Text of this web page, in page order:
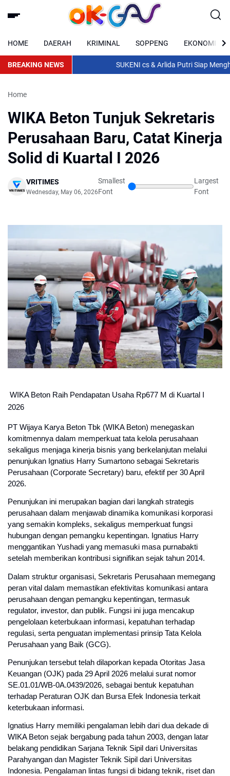
HOME DAERAH KRIMINAL SOPPENG EKONOMI
BREAKING NEWS SUKENI cs & Arlida Putri Siap
Home
WIKA Beton Tunjuk Sekretaris
Perusahaan Baru, Catat Kinerja
Solid di Kuartal I 2026
VRITIMES
Wednesday, May 06, 2026
Smallest
Font
Largest
Font
WIKA Beton Raih Pendapatan Usaha Rp677 M di Kuartal I
2026
PT Wijaya Karya Beton Tbk (WIKA Beton) menegaskan
komitmennya dalam memperkuat tata kelola perusahaan
sekaligus menjaga kinerja bisnis yang berkelanjutan melalui
penunjukan Ignatius Harry Sumartono sebagai Sekretaris
Perusahaan (Corporate Secretary) baru, efektif per 30 April
2026.
Penunjukan ini merupakan bagian dari langkah strategis
perusahaan dalam menjawab dinamika komunikasi korporasi
yang semakin kompleks, sekaligus memperkuat fungsi
hubungan dengan pemangku kepentingan. Ignatius Harry
menggantikan Yushadi yang memasuki masa purnabakti
setelah memberikan kontribusi signifikan sejak tahun 2014.
Dalam struktur organisasi, Sekretaris Perusahaan memegang
peran vital dalam memastikan efektivitas komunikasi antara
perusahaan dengan pemangku kepentingan, termasuk
regulator, investor, dan publik. Fungsi ini juga mencakup
pengelolaan keterbukaan informasi, kepatuhan terhadap
regulasi, serta penguatan implementasi prinsip Tata Kelola
Perusahaan yang Baik (GCG).
Penunjukan tersebut telah dilaporkan kepada Otoritas Jasa
Keuangan (OJK) pada 29 April 2026 melalui surat nomor
SE.01.01/WB-0A.0439/2026, sebagai bentuk kepatuhan
terhadap Peraturan OJK dan Bursa Efek Indonesia terkait
keterbukaan informasi.
Ignatius Harry memiliki pengalaman lebih dari dua dekade di
WIKA Beton sejak bergabung pada tahun 2003, dengan latar
belakang pendidikan Sarjana Teknik Sipil dari Universitas
Parahyangan dan Magister Teknik Sipil dari Universitas
Indonesia. Pengalaman lintas fungsi di bidang teknik, riset dan